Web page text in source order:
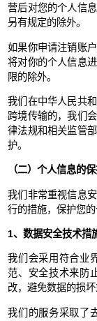
营后对您的个人信
另有规定的除外。
如果你申请注销账
将对你的个人信息
限的除外。
我们在中华人民共
跨境传输的，我们
律法规和相关监管
护。
（二）个人信息的
我们非常重视信息
行的措施，保护您的
1、数据安全技术措
我们会采用符合业
范、安全技术来防
改，避免数据的损坏
我们的服务采取了